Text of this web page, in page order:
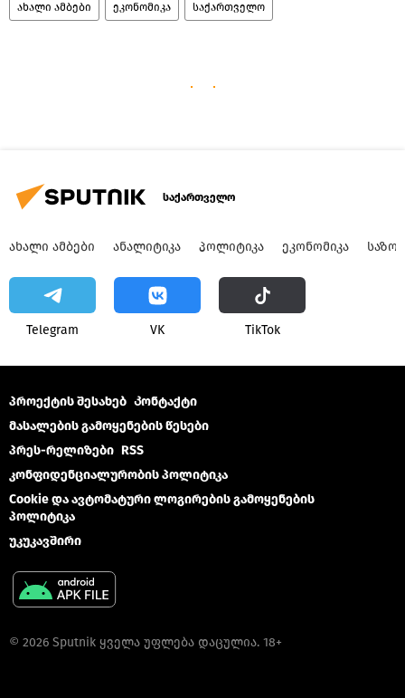
ახალი ამბები ეკონომიკა საქართველო
საქართველო
ᲐᲮᲐᲚᲘ ᲐᲛᲑᲔᲑᲘ ᲐᲜᲐᲚᲘᲢᲘᲙᲐ ᲞᲝᲚᲘᲢᲘᲙᲐ ᲔᲙᲝᲜᲝᲛᲘᲙᲐ
Telegram VK ТikТоk
პროექტის შესახებ Კონტაქტი
მასალების გამოყენების წესები
პრეს-რელიზები RSS
კონფიდენციალურობის პოლიტიკა
Cookie და ავტომატური ლოგირების გამოყენების
პოლიტიკა
უკუკავშირი
© 2026 Sputnik ყველა უფლება დაცულია. 18+